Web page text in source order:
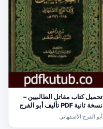
تحميل كتاب مقاتل الطالبيين –
نسخة ثانية PDF تأليف أبو الفرج
الأصفهاني مجانا [كامل]
أبو الفرج الأصفهاني